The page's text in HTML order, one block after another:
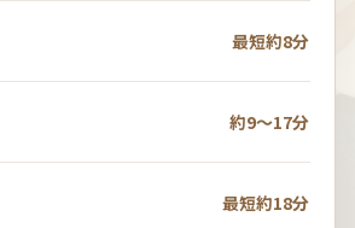
最短約8分
約9～17分
最短約18分